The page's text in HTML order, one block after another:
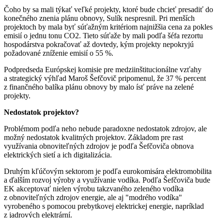
Čoho by sa mali týkať veľké projekty, ktoré bude chcieť presadiť do
konečného znenia plánu obnovy, Sulík nespresnil. Pri menších
projektoch by mala byť súťažným kritériom najnižšia cena za pokles
emisií o jednu tonu CO2. Tieto súťaže by mali podľa šéfa rezortu
hospodárstva pokračovať až dovtedy, kým projekty nepokryjú
požadované zníženie emisií o 55 %.
Podpredseda Európskej komisie pre medziinštitucionálne vzťahy
a strategický výhľad Maroš Šefčovič pripomenul, že 37 % percent
z finančného balíka plánu obnovy by malo ísť práve na zelené
projekty.
Nedostatok projektov?
Problémom podľa neho nebude paradoxne nedostatok zdrojov, ale
možný nedostatok kvalitných projektov. Základom pre rast
využívania obnoviteľných zdrojov je podľa Šefčoviča obnova
elektrických sietí a ich digitalizácia.
Druhým kľúčovým sektorom je podľa eurokomisára elektromobilita
a ďalším rozvoj výroby a využívanie vodíka. Podľa Šefčoviča bude
EK akceptovať nielen výrobu takzvaného zeleného vodíka
z obnoviteľných zdrojov energie, ale aj "modrého vodíka"
vyrobeného s pomocou prebytkovej elektrickej energie, napríklad
z jadrových elektrární.